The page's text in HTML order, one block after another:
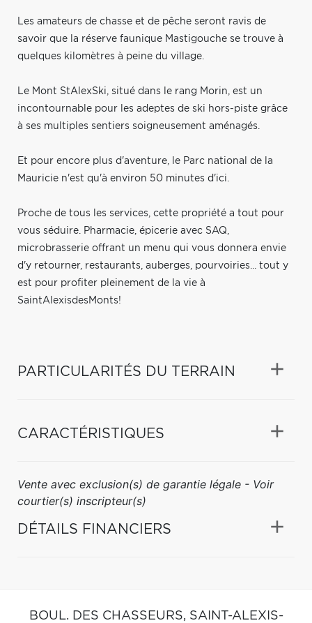
Les amateurs de chasse et de pêche seront ravis de
savoir que la réserve faunique Mastigouche se trouve à
quelques kilomètres à peine du village.
Le Mont StAlexSki, situé dans le rang Morin, est un
incontournable pour les adeptes de ski hors-piste grâce
à ses multiples sentiers soigneusement aménagés.
Et pour encore plus d'aventure, le Parc national de la
Mauricie n'est qu'à environ 50 minutes d'ici.
Proche de tous les services, cette propriété a tout pour
vous séduire. Pharmacie, épicerie avec SAQ,
microbrasserie offrant un menu qui vous donnera envie
d'y retourner, restaurants, auberges, pourvoiries... tout y
est pour profiter pleinement de la vie à
SaintAlexisdesMonts!
PARTICULARITÉS DU TERRAIN
CARACTÉRISTIQUES
Vente avec exclusion(s) de garantie légale - Voir
courtier(s) inscripteur(s)
DÉTAILS FINANCIERS
BOUL. DES CHASSEURS, SAINT-ALEXIS-